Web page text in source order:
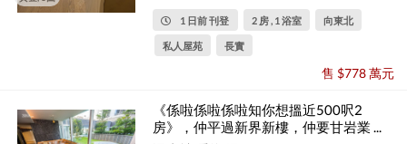
1 日前 刊登 2 房 , 1 浴室 向東北
私人屋苑 長實
售 $778 萬元
《係啦係啦係啦知你想搵近500呎2
房》，仲平過新界新樓，仲要甘岩業 ...